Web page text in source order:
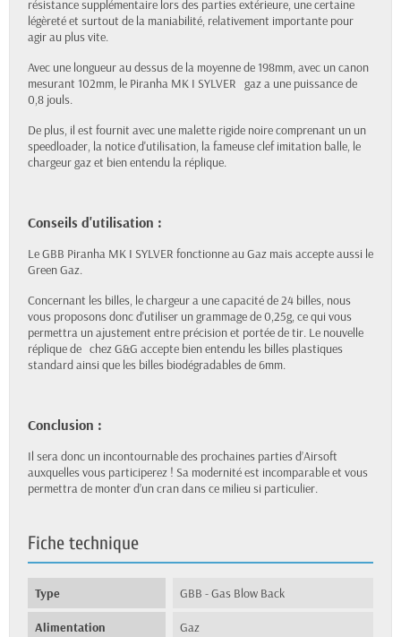
résistance supplémentaire lors des parties extérieure, une certaine
légèreté et surtout de la maniabilité, relativement importante pour
agir au plus vite.
Avec une longueur au dessus de la moyenne de 198mm, avec un canon
mesurant 102mm, le Piranha MK I SYLVER gaz a une puissance de
0,8 jouls.
De plus, il est fournit avec une malette rigide noire comprenant un un
speedloader, la notice d'utilisation, la fameuse clef imitation balle, le
chargeur gaz et bien entendu la réplique.
Conseils d'utilisation :
Le GBB Piranha MK I SYLVER fonctionne au Gaz mais accepte aussi le
Green Gaz.
Concernant les billes, le chargeur a une capacité de 24 billes, nous
vous proposons donc d'utiliser un grammage de 0,25g, ce qui vous
permettra un ajustement entre précision et portée de tir. Le nouvelle
réplique de chez G&G accepte bien entendu les billes plastiques
standard ainsi que les billes biodégradables de 6mm.
Conclusion :
Il sera donc un incontournable des prochaines parties d’Airsoft
auxquelles vous participerez ! Sa modernité est incomparable et vous
permettra de monter d’un cran dans ce milieu si particulier.
Fiche technique
Type GBB - Gas Blow Back
Alimentation Gaz